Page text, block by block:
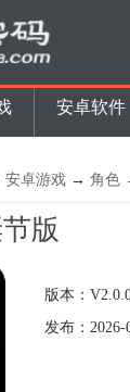
安卓软件
安卓游戏 → 角色
版
版本：
发布：2026-